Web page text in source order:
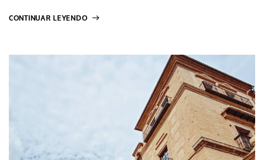
CONTINUAR LEYENDO